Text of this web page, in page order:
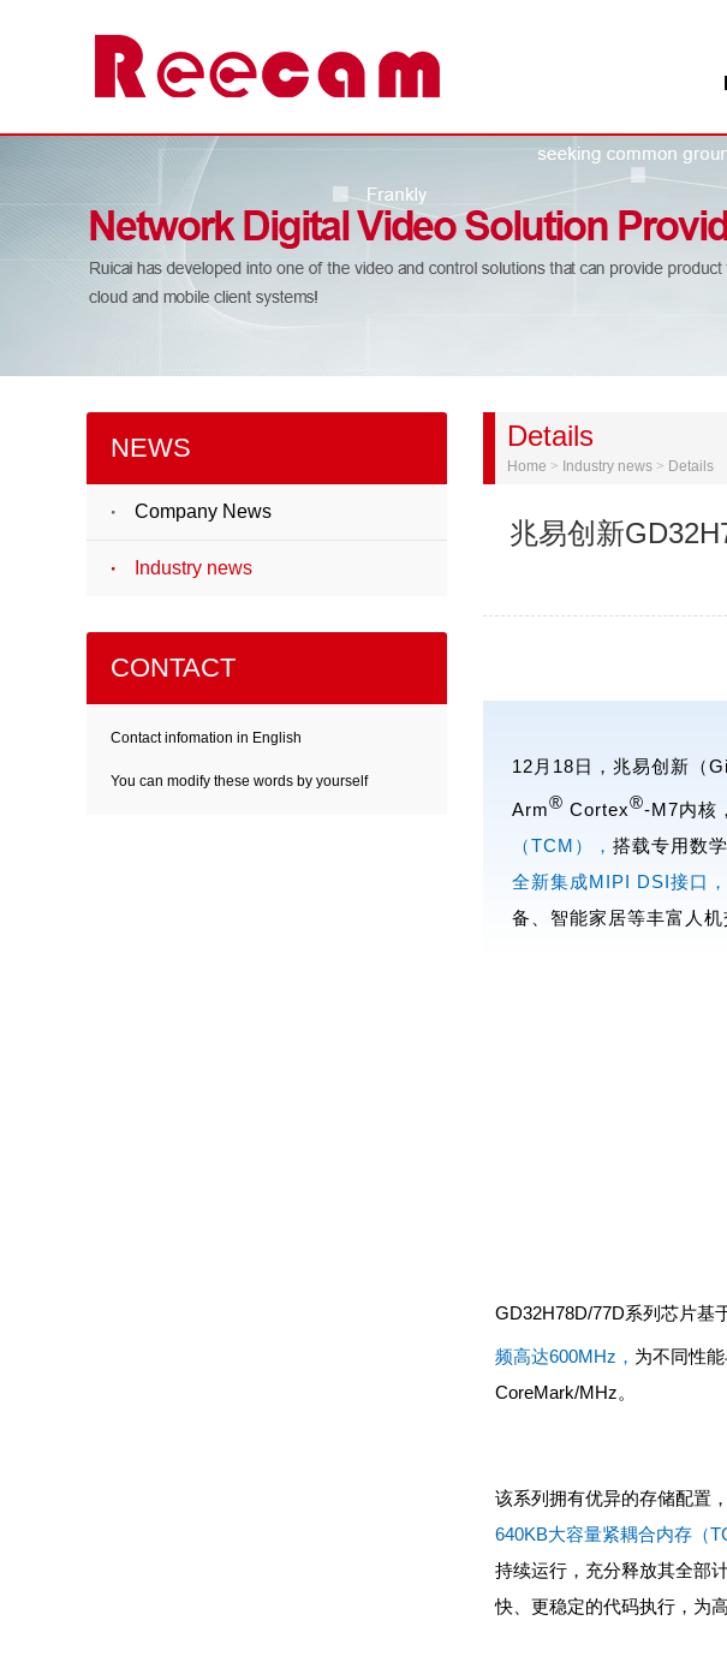
NEWS
Company News
Industry news
CONTACT
Contact infomation in English
You can modify these words by yourself
Details
Home > Industry news > Details
兆易创新
12月18日， 兆易创新 （
Arm® Cortex®-M7内核，
（TCM）， 搭载专用数
全新集成MIPI DSI接口，
备、智能家居等丰富人
GD32H78D/77D系列芯片基
频高达600MHz， 为不同性
CoreMark/MHz。
该系列拥有优异的存储配置，
640KB大容量紧耦合内存（
持续运行，充分释放其全部
快、更稳定的代码执行，为